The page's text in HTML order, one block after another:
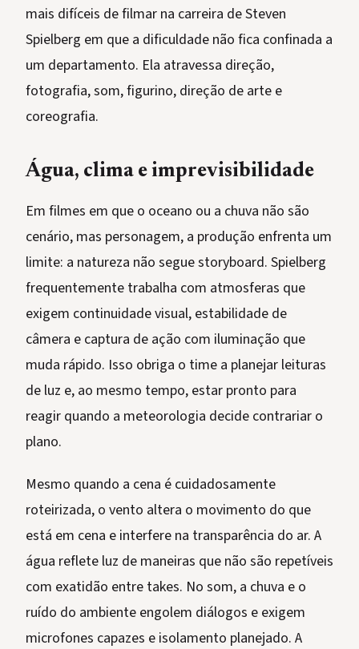
mais difíceis de filmar na carreira de Steven
Spielberg em que a dificuldade não fica confinada a
um departamento. Ela atravessa direção,
fotografia, som, figurino, direção de arte e
coreografia.
Água, clima e imprevisibilidade
Em filmes em que o oceano ou a chuva não são
cenário, mas personagem, a produção enfrenta um
limite: a natureza não segue storyboard. Spielberg
frequentemente trabalha com atmosferas que
exigem continuidade visual, estabilidade de
câmera e captura de ação com iluminação que
muda rápido. Isso obriga o time a planejar leituras
de luz e, ao mesmo tempo, estar pronto para
reagir quando a meteorologia decide contrariar o
plano.
Mesmo quando a cena é cuidadosamente
roteirizada, o vento altera o movimento do que
está em cena e interfere na transparência do ar. A
água reflete luz de maneiras que não são repetíveis
com exatidão entre takes. No som, a chuva e o
ruído do ambiente engolem diálogos e exigem
microfones capazes e isolamento planejado. A